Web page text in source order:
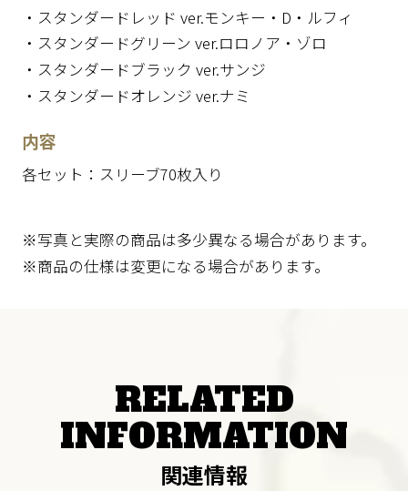
・スタンダードレッド ver.モンキー・D・ルフィ
・スタンダードグリーン ver.ロロノア・ゾロ
・スタンダードブラック ver.サンジ
・スタンダードオレンジ ver.ナミ
内容
各セット：スリーブ70枚入り
※写真と実際の商品は多少異なる場合があります。
※商品の仕様は変更になる場合があります。
RELATED
INFORMATION
関連情報